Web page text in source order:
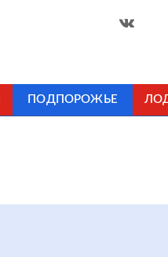
ПОДПОРОЖЬЕ